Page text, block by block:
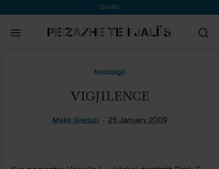
DHURO
Nostalgji
VIGJILENCE
Maks Gjerazi 25 January 2009